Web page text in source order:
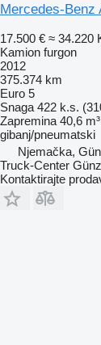
Mercedes-Benz
17.500 € ≈ 34.220
Kamion furgon
2012
375.374 km
Euro 5
Snaga 422 k.s.
Zapremina 40,6 m³
gibanj/pneumatski
Njemačka,
Truck-Center
Kontaktirajte